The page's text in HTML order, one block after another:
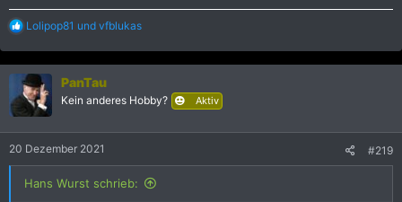
R
a
k
t
i
o
n
:
Lolipop81 und vfblukas
PanTau
Kein anderes Hobby? Aktiv
20 Dezember 2021 #219
Hans Wurst schrieb: